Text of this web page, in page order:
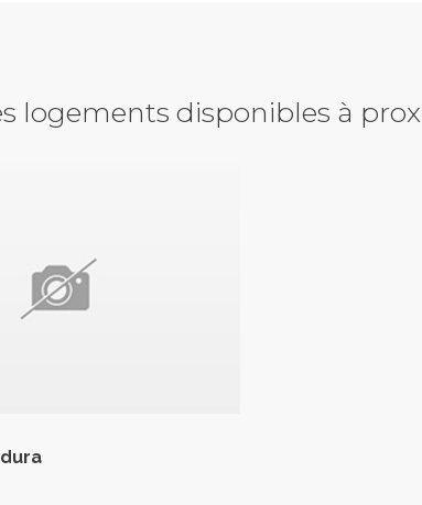
logements disponibles à